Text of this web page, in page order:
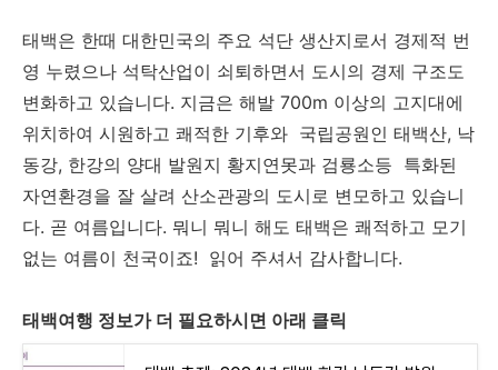
태백은 한때 대한민국의 주요 석단 생산지로서 경제적 번
영 누렸으나 석탁산업이 쇠퇴하면서 도시의 경제 구조도
변화하고 있습니다. 지금은 해발 700m 이상의 고지대에
위치하여 시원하고 쾌적한 기후와 국립공원인 태백산, 낙
동강, 한강의 양대 발원지 황지연못과 검룡소등 특화된
자연환경을 잘 살려 산소관광의 도시로 변모하고 있습니
다. 곧 여름입니다. 뭐니 뭐니 해도 태백은 쾌적하고 모기
없는 여름이 천국이죠! 읽어 주셔서 감사합니다.
태백여행 정보가 더 필요하시면 아래 클릭